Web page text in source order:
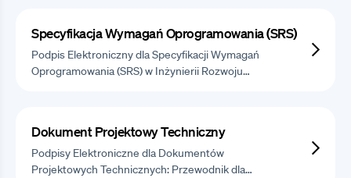
Specyfikacja Wymagań Oprogramowania (SRS)
Podpis Elektroniczny dla Specyfikacji Wymagań
Oprogramowania (SRS) w Inżynierii Rozwoju…
Dokument Projektowy Techniczny
Podpisy Elektroniczne dla Dokumentów
Projektowych Technicznych: Przewodnik dla…